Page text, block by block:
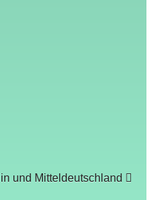
und Mitteldeutschland